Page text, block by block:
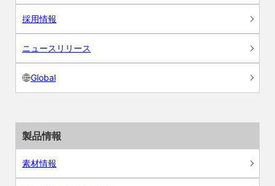
採用情報
ニュースリリース
Global
製品情報
素材情報